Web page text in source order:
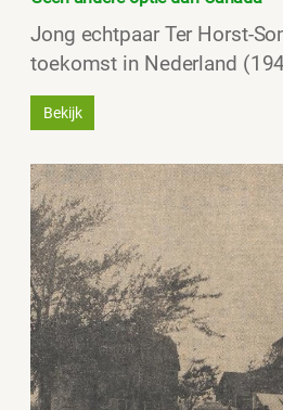
Jong echtpaar Ter Horst-
toekomst in Nederland
Bekijk